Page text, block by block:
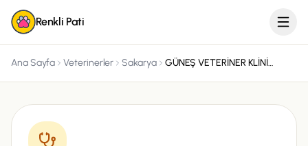
Renkli Pati
Ana Sayfa Veterinerler Sakarya GÜNEŞ VETERİNER KLİNİĞİ